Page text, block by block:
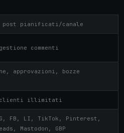
post pianificati/canale
commenti
approvazioni, bozze
clienti illimitati
FB, LI, TikTok, Pinterest,
Mastodon, GBP